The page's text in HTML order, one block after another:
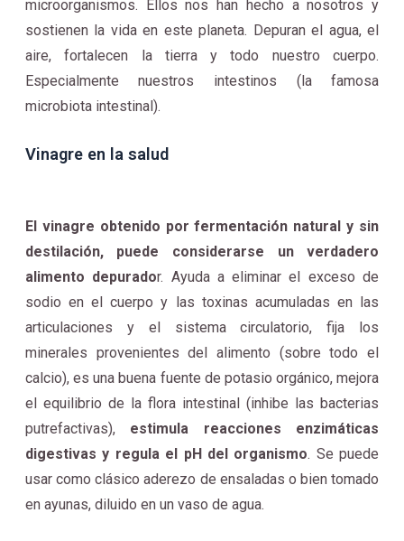
microorganismos. Ellos nos han hecho a nosotros y
sostienen la vida en este planeta. Depuran el agua, el
aire, fortalecen la tierra y todo nuestro cuerpo.
Especialmente nuestros intestinos (la famosa
microbiota intestinal).
Vinagre en la salud
El vinagre obtenido por fermentación natural y sin
destilación, puede considerarse un verdadero
alimento depurador. Ayuda a eliminar el exceso de
sodio en el cuerpo y las toxinas acumuladas en las
articulaciones y el sistema circulatorio, fija los
minerales provenientes del alimento (sobre todo el
calcio), es una buena fuente de potasio orgánico, mejora
el equilibrio de la flora intestinal (inhibe las bacterias
putrefactivas), estimula reacciones enzimáticas
digestivas y regula el pH del organismo. Se puede
usar como clásico aderezo de ensaladas o bien tomado
en ayunas, diluido en un vaso de agua.